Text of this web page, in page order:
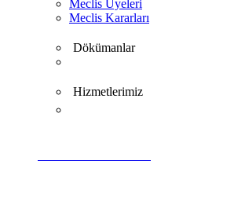
Meclis Üyeleri
Meclis Kararları
Dökümanlar
Hizmetlerimiz